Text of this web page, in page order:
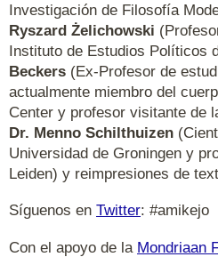
Investigación de Filosofía
Ryszard Żelichowski
Instituto de Estudios Políticos
Beckers (Ex-Profesor de
actualmente miembro del
Center y profesor visitante de
Dr. Menno Schilthuizen
Universidad de Groningen y
Leiden) y reimpresiones de
Síguenos en Twitter: #amikejo
Con el apoyo de la Mondriaan